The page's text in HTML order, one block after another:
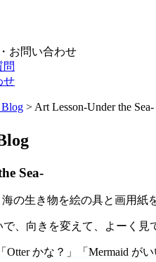
問
せ
> Art Lesson-Under the Sea-
Sea-
の生き物を絵の具と画用紙
で、向きを変えて、よーく
Otter かな？」「Mermaid が